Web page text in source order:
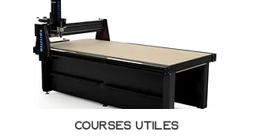
COURSES UTILES